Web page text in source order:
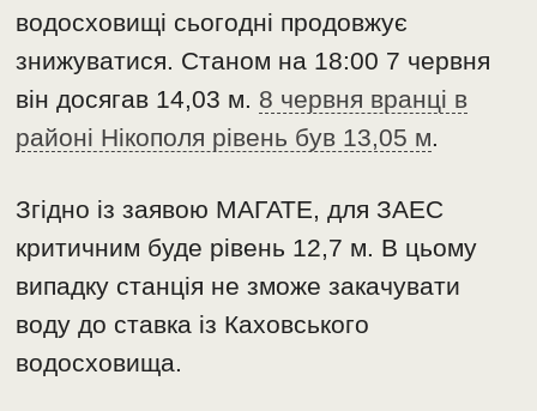
водосховищі сьогодні продовжує
знижуватися. Станом на 18:00 7 червня
він досягав 14,03 м. 8 червня вранці в
районі Нікополя рівень був 13,05 м.
Згідно із заявою МАГАТЕ, для ЗАЕС
критичним буде рівень 12,7 м. В цьому
випадку станція не зможе закачувати
воду до ставка із Каховського
водосховища.